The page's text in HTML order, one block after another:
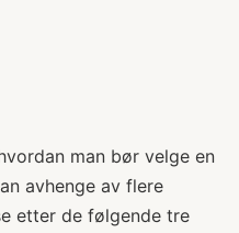
man bør velge en
avhenge av flere
etter de følgende tre